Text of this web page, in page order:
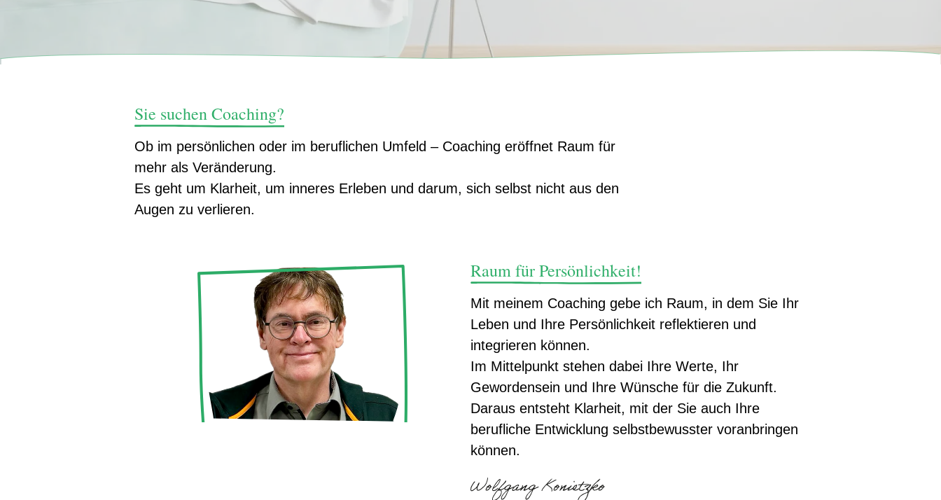
Sie suchen Coaching?
Ob im persönlichen oder im beruflichen Umfeld – Coaching eröffnet Raum für
mehr als Veränderung.
Es geht um Klarheit, um inneres Erleben und darum, sich selbst nicht aus den
Augen zu verlieren.
Raum für Persönlichkeit!
Mit meinem Coaching gebe ich Raum, in dem Sie Ihr
Leben und Ihre Persönlichkeit reflektieren und
integrieren können.
Im Mittelpunkt stehen dabei Ihre Werte, Ihr
Gewordensein und Ihre Wünsche für die Zukunft.
Daraus entsteht Klarheit, mit der Sie auch Ihre
berufliche Entwicklung selbstbewusster voranbringen
können.